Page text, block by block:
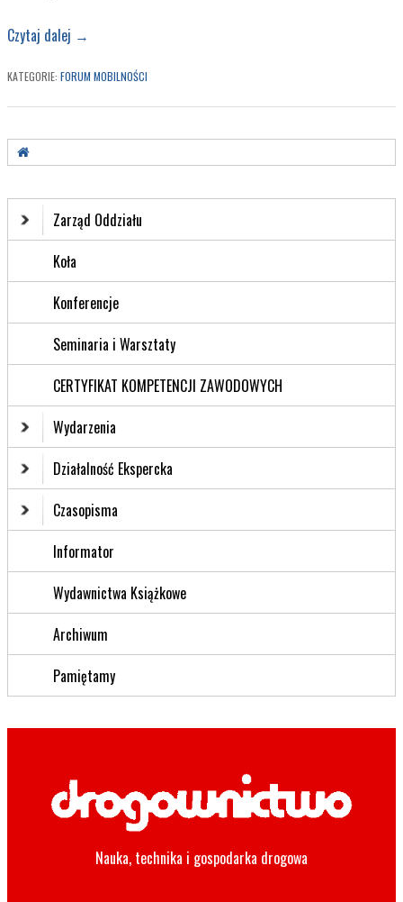
Czytaj dalej →
KATEGORIE: FORUM MOBILNOŚCI
Zarząd Oddziału
Koła
Konferencje
Seminaria i Warsztaty
CERTYFIKAT KOMPETENCJI ZAWODOWYCH
Wydarzenia
Działalność Ekspercka
Czasopisma
Informator
Wydawnictwa Książkowe
Archiwum
Pamiętamy
Nauka, technika i gospodarka drogowa